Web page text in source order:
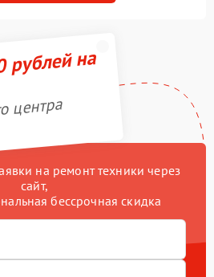
рублей на
центра
на ремонт техники через
сайт,
бессрочная скидка